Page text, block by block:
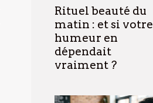
Rituel beauté du
matin : et si votre
humeur en
dépendait
vraiment ?